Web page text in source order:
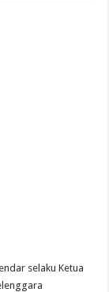
selaku Ketua